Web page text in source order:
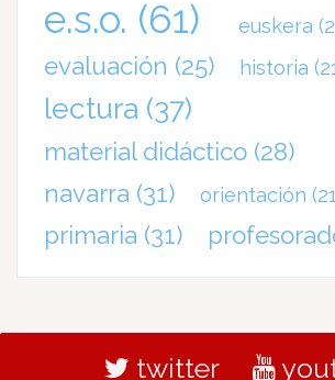
e.s.o. (61) euskera
evaluación (25) historia
lectura (37)
material didáctico (28)
navarra (31) orientación
primaria (31)
twitter